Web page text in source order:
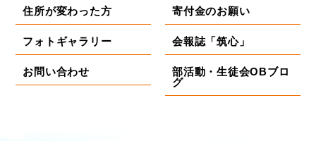
住所が変わった方
フォトギャラリー
お問い合わせ
寄付金のお願い
会報誌「筑心」
部活動・生徒会OBブロ
グ